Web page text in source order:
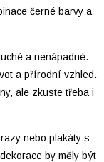
černé barvy a
a nenápadné.
a přírodní vzhled.
ale zkuste třeba i
nebo plakáty s
by měly být